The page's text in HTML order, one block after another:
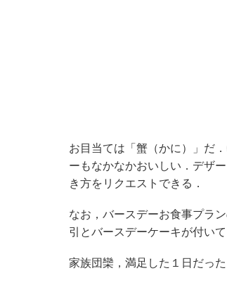
お目当ては「蟹（かに）」だ
ーもなかなかおいしい．デザ
き方をリクエストできる．
なお，バースデーお食事プラ
引とバースデーケーキが付いて
家族団欒，満足した１日だった